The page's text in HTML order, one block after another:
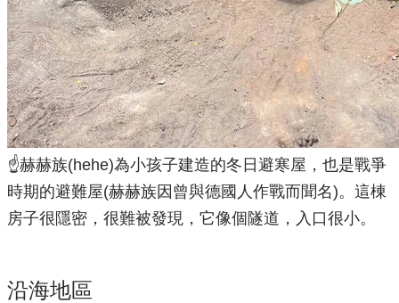
☝️赫赫族(hehe)為小孩子建造的冬日避寒屋，也是戰爭
時期的避難屋(赫赫族因曾與德國人作戰而聞名)。這棟
房子很隱密，很難被發現，它像個隧道，入口很小。
沿海地區